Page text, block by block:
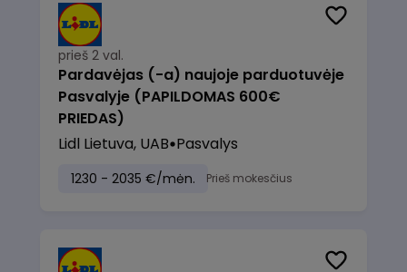
prieš 2 val.
Pardavėjas (-a) naujoje parduotuvėje
Pasvalyje (PAPILDOMAS 600€
PRIEDAS)
Lidl Lietuva, UAB Pasvalys
1230 - 2035 €/mėn. Prieš mokesčius